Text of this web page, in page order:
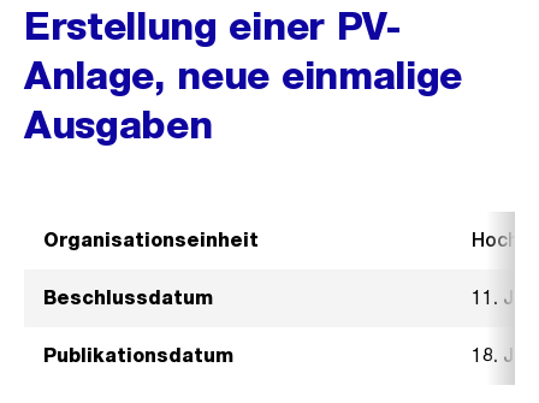
Erstellung einer PV-
Anlage, neue einmalige
Ausgaben
Organisationseinheit
Beschlussdatum 11.
Publikationsdatum 18.